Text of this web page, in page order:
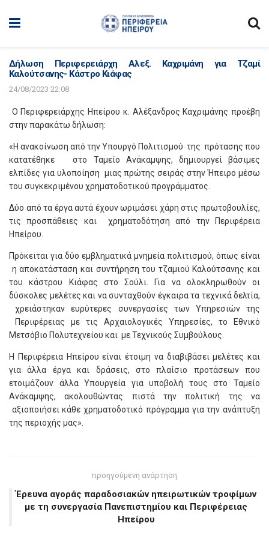
Δήλωση Περιφερειάρχη Αλεξ. Καχριμάνη για Τζαμί
Καλούτσανης- Κάστρο Κιάφας
24/08/2023 22:08
Ο Περιφερειάρχης Ηπείρου κ. Αλέξανδρος Καχριμάνης προέβη
στην παρακάτω δήλωση:
«Η ανακοίνωση από την Υπουργό Πολιτισμού της πρότασης που
κατατέθηκε στο Ταμείο Ανάκαμψης, δημιουργεί βάσιμες
ελπίδες για υλοποίηση μιας πρώτης σειράς στην Ήπειρο μέσω
του συγκεκριμένου χρηματοδοτικού προγράμματος.
Δύο από τα έργα αυτά έχουν ωριμάσει χάρη στις πρωτοβουλίες,
τις προσπάθειες και χρηματοδότηση από την Περιφέρεια
Ηπείρου.
Πρόκειται για δύο εμβληματικά μνημεία πολιτισμού, όπως είναι
η αποκατάσταση και συντήρηση του τζαμιού Καλούτσανης και
του κάστρου Κιάφας στο Σούλι. Για να ολοκληρωθούν οι
δύσκολες μελέτες και να συνταχθούν έγκαιρα τα τεχνικά δελτία,
χρειάστηκαν ευρύτερες συνεργασίες των Υπηρεσιών της
Περιφέρειας με τις Αρχαιολογικές Υπηρεσίες, το Εθνικό
Μετσόβιο Πολυτεχνείου και με Τεχνικούς Συμβούλους.
Η Περιφέρεια Ηπείρου είναι έτοιμη να διαβιβάσει μελέτες και
για άλλα έργα και δράσεις, στο πλαίσιο προτάσεων που
ετοιμάζουν άλλα Υπουργεία για υποβολή τους στο Ταμείο
Ανάκαμψης, ακολουθώντας πιστά την πολιτική της να
αξιοποιήσει κάθε χρηματοδοτικό πρόγραμμα για την ανάπτυξη
της περιοχής μας».
προηγούμενη ανάρτηση
Έρευνα αγοράς παραδοσιακών ηπειρωτικών τροφίμων
με τη συνεργασία Πανεπιστημίου και Περιφέρειας
Ηπείρου